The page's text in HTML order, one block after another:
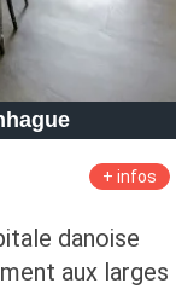
+ infos
danoise
aux larges